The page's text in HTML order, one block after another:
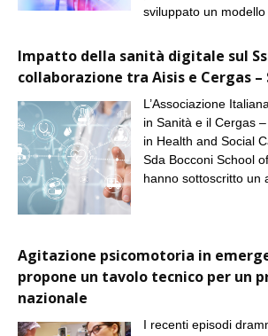
sviluppato un modello
Impatto della sanità digitale sul
collaborazione tra Aisis e Cergas –
L’Associazione
in Sanità e il Cergas
in Health and Social
Sda Bocconi School
hanno sottoscritto un
Agitazione psicomotoria in
propone un tavolo tecnico per un
nazionale
I recenti episodi